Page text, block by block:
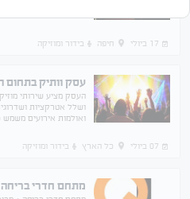
חודשיות נמוכות. פרטים
17 ביולי חיפה בידור ומוזיקה
עסק וותיק בתחום
העסק מציע שירותי
ושלל אטרקציות
ואולמות אירועים
07 ביולי
כל הארץ בידור ומוזיקה
מתחם חדרי